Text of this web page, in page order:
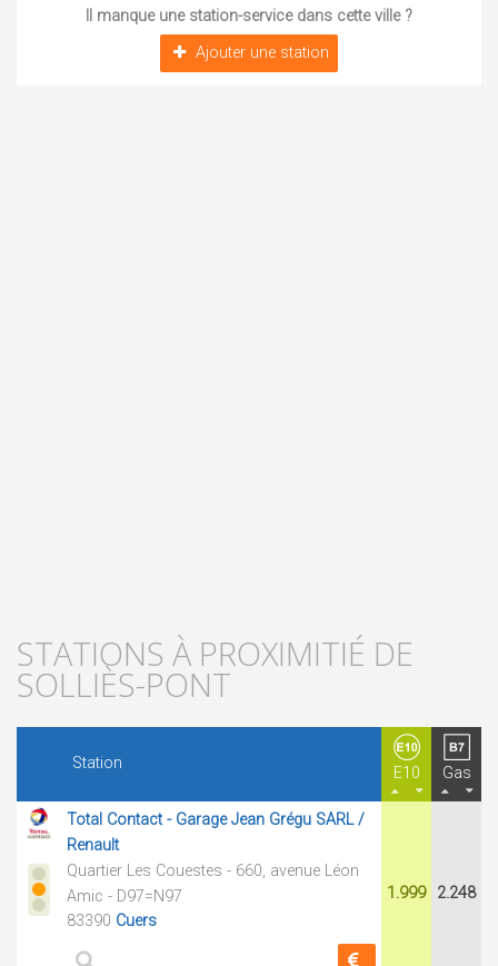
Il manque une station-service dans cette ville ?
Ajouter une station
STATIONS À PROXIMITIÉ DE
SOLLIÈS-PONT
Station
E10 Gas
Total Contact - Garage Jean Grégu SARL /
Renault
Quartier Les Couestes - 660, avenue Léon
Amic - D97=N97
83390 Cuers
1.999 2.248